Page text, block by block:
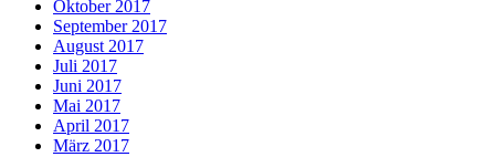
Oktober 2017
September 2017
August 2017
Juli 2017
Juni 2017
Mai 2017
April 2017
März 2017